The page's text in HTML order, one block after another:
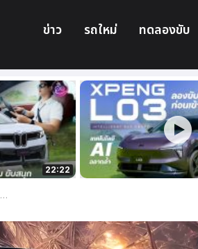
ข่าว รถใหม่ ทดลองขับ
22:22